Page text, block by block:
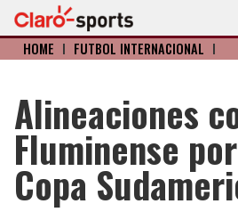
HOME I FÚTBOL INTERNACIONAL I
Alineaciones
Fluminense
Copa